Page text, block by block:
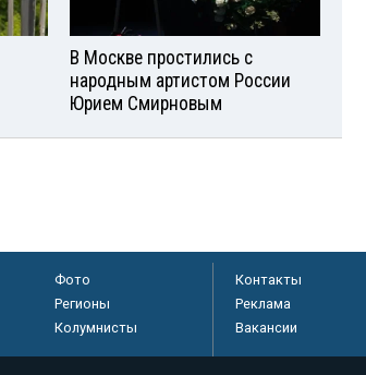
В Москве простились с
народным артистом России
Юрием Смирновым
Фото
Регионы
Колумнисты
Контакты
Реклама
Вакансии